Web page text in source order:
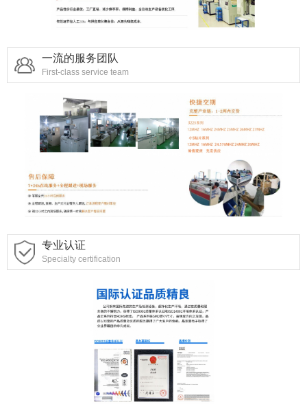
一流的服务团队
First-class service team
专业认证
Specialty certification